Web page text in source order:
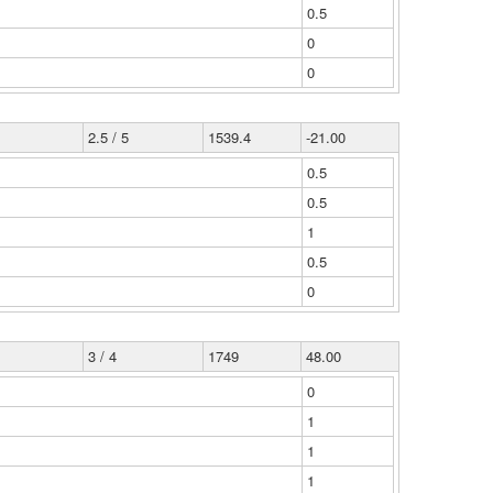
0.5
0
0
2.5 / 5 1539.4
-21.00
0.5
0.5
1
0.5
0
3 / 4 1749
48.00
0
1
1
1